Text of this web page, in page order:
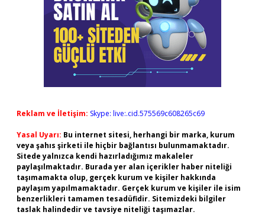
Reklam ve İletişim: Skype: live:.cid.575569c608265c69
Yasal Uyarı: Bu internet sitesi, herhangi bir marka, kurum
veya şahıs şirketi ile hiçbir bağlantısı bulunmamaktadır.
Sitede yalnızca kendi hazırladığımız makaleler
paylaşılmaktadır. Burada yer alan içerikler haber niteliği
taşımamakta olup, gerçek kurum ve kişiler hakkında
paylaşım yapılmamaktadır. Gerçek kurum ve kişiler ile isim
benzerlikleri tamamen tesadüfidir. Sitemizdeki bilgiler
taslak halindedir ve tavsiye niteliği taşımazlar.